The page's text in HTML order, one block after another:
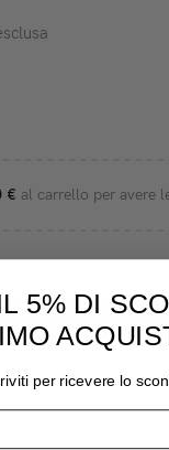
€ al carrello per avere
AGGIUNGI AL CARRELLO
5% DI
per ricevere lo